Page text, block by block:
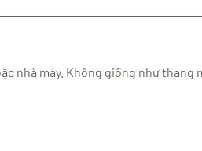
nhà máy. Không giống như thang